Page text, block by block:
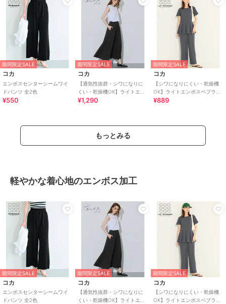
期間限定SALE
コカ
エンボスセンターシームワイ
ドパンツ 全2色
¥550
期間限定SALE
コカ
【通気性抜群・シワになりに
くい・乾燥機OK】ライトエン
ボスパネルフレアスカート 全2
¥1,290
期間限定SALE
コカ
【シワになりにくい・乾燥機
OK】ライトエンボスペプラム
オールインワン 全2色
¥889
もっとみる
軽やかな着心地のエンボス加工
期間限定SALE
コカ
エンボスセンターシームワイ
ドパンツ 全2色
期間限定SALE
コカ
【通気性抜群・シワになりに
くい・乾燥機OK】ライトエン
期間限定SALE
コカ
【シワになりにくい・乾燥機
OK】ライトエンボスペプラム